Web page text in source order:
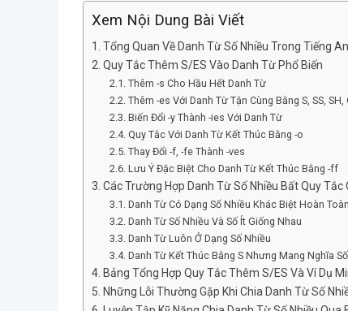
Xem Nội Dung Bài Viết
Tổng Quan Về Danh Từ Số Nhiều Trong Tiếng
Quy Tắc Thêm S/ES Vào Danh Từ Phổ Biến
Thêm -s Cho Hầu Hết Danh Từ
Thêm -es Với Danh Từ Tận Cùng Bằng S, SS, SH,
Biến Đổi -y Thành -ies Với Danh Từ
Quy Tắc Với Danh Từ Kết Thúc Bằng -o
Thay Đổi -f, -fe Thành -ves
Lưu Ý Đặc Biệt Cho Danh Từ Kết Thúc Bằng -ff
Các Trường Hợp Danh Từ Số Nhiều Bất Quy Tắc
Danh Từ Có Dạng Số Nhiều Khác Biệt Hoàn Toàn
Danh Từ Số Nhiều Và Số Ít Giống Nhau
Danh Từ Luôn Ở Dạng Số Nhiều
Danh Từ Kết Thúc Bằng S Nhưng Mang Nghĩa
Bảng Tổng Hợp Quy Tắc Thêm S/ES Và Ví Dụ
Những Lỗi Thường Gặp Khi Chia Danh Từ Số